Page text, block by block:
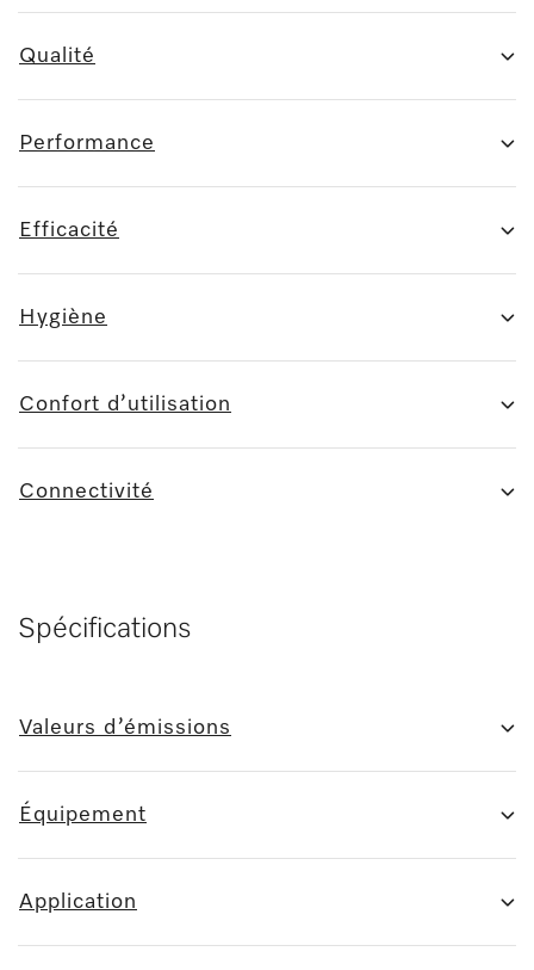
Qualité
Performance
Efficacité
Hygiène
Confort d’utilisation
Connectivité
Spécifications
Valeurs d’émissions
Équipement
Application